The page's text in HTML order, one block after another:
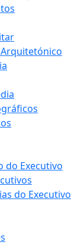
do Executivo
do Executivo